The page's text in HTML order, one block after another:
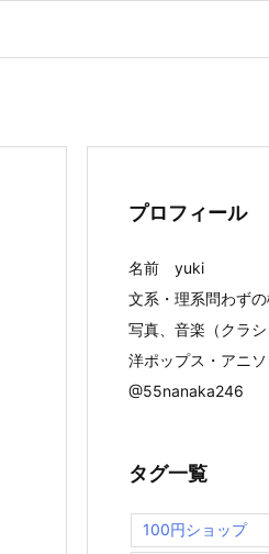
プロフィール
名前 yuki
文系・理系問わず
写真、音楽（クラ
洋ポップス・アニ
@55nanaka246
タグ一覧
100円ショップ